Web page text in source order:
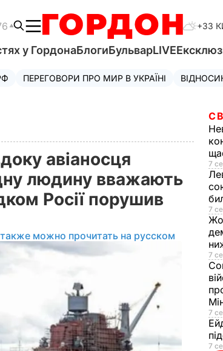
+33
у ГордонаБлогиБульварLIVE
ПЕРЕГОВОРИ ПРО МИР В УКРАЇНІ
авіаносця
людину вважають
Росії порушив
можно прочитать на русском
7
7
7
7
7